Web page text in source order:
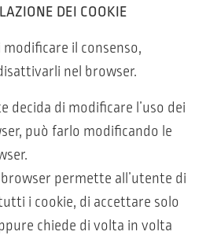
DEI COOKIE
il consenso,
nel browser.
decida di modificare l’uso dei
può farlo modificando le
permette all’utente di
i cookie, di accettare solo
chiede di volta in volta